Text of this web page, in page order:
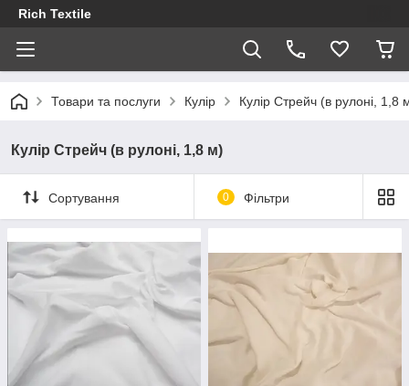
Rich Textile
Товари та послуги Кулір Кулір Стрейч (в рулоні, 1,8
Кулір Стрейч (в рулоні, 1,8 м)
Сортування 0 Фільтри